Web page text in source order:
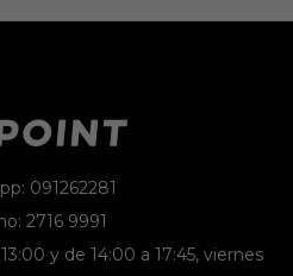
091262281
2716 9991
y de 14:00 a 17:45, viernes